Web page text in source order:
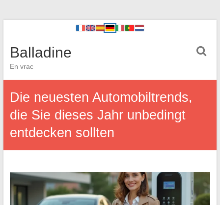
Balladine
En vrac
Die neuesten Automobiltrends,
die Sie dieses Jahr unbedingt
entdecken sollten